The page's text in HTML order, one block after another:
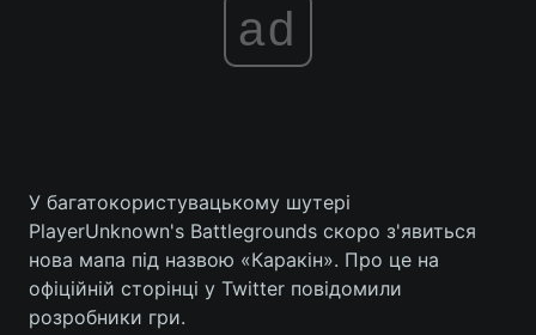
ad
У багатокористувацькому шутері
PlayerUnknown's Battlegrounds скоро з'явиться
нова мапа під назвою «Каракін». Про це на
офіційній сторінці у Twitter повідомили
розробники гри.